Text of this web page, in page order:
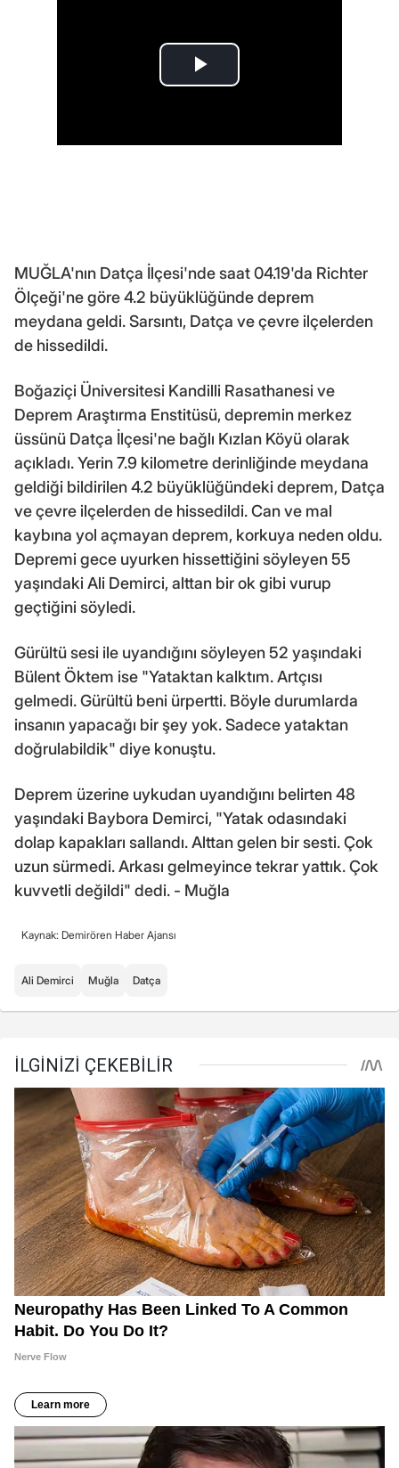
MUĞLA'nın Datça İlçesi'nde saat 04.19'da Richter
Ölçeği'ne göre 4.2 büyüklüğünde deprem
meydana geldi. Sarsıntı, Datça ve çevre ilçelerden
de hissedildi.
Boğaziçi Üniversitesi Kandilli Rasathanesi ve
Deprem Araştırma Enstitüsü, depremin merkez
üssünü Datça İlçesi'ne bağlı Kızlan Köyü olarak
açıkladı. Yerin 7.9 kilometre derinliğinde meydana
geldiği bildirilen 4.2 büyüklüğündeki deprem, Datça
ve çevre ilçelerden de hissedildi. Can ve mal
kaybına yol açmayan deprem, korkuya neden oldu.
Depremi gece uyurken hissettiğini söyleyen 55
yaşındaki Ali Demirci, alttan bir ok gibi vurup
geçtiğini söyledi.
Gürültü sesi ile uyandığını söyleyen 52 yaşındaki
Bülent Öktem ise "Yataktan kalktım. Artçısı
gelmedi. Gürültü beni ürpertti. Böyle durumlarda
insanın yapacağı bir şey yok. Sadece yataktan
doğrulabildik" diye konuştu.
Deprem üzerine uykudan uyandığını belirten 48
yaşındaki Baybora Demirci, "Yatak odasındaki
dolap kapakları sallandı. Alttan gelen bir sesti. Çok
uzun sürmedi. Arkası gelmeyince tekrar yattık. Çok
kuvvetli değildi" dedi. - Muğla
Kaynak: Demirören Haber Ajansı
Ali Demirci Muğla Datça